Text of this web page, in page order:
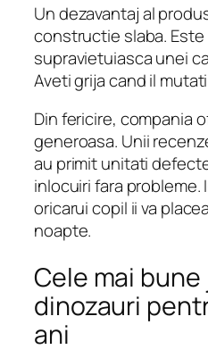
Un dezavantaj al
constructie slaba. Este
supravietuiasca unei
Aveti grija cand il
Din fericire, compania
generoasa. Unii
au primit unitati
inlocuiri fara probleme.
oricarui copil ii va
noapte.
Cele mai
dinozauri
ani